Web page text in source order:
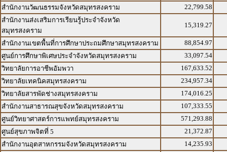
สำนักงานวัฒนธรรมจังหวัดสมุทรสงคราม
22,799.58
สำนักงานส่งเสริมการเรียนรู้ประจำจังหวัด
สมุทรสงคราม
15,319.27
สำนักงานเขตพื้นที่การศึกษาประถมศึกษาสมุทรสงคราม
88,854.97
ศูนย์การศึกษาพิเศษประจำจังหวัดสมุทรสงคราม
33,097.54
วิทยาลัยการอาชีพอัมพวา
167,633.52
วิทยาลัยเทคนิคสมุทรสงคราม
234,957.34
วิทยาลัยสารพัดช่างสมุทรสงคราม
174,016.25
สำนักงานสาธารณสุขจังหวัดสมุทรสงคราม
107,333.55
ศูนย์วิทยาศาสตร์การแพทย์สมุทรสงคราม
571,293.88
ศูนย์สุขภาพจิตที่ 5
21,372.87
สำนักงานอุตสาหกรรมจังหวัดสมุทรสงคราม
14,235.93